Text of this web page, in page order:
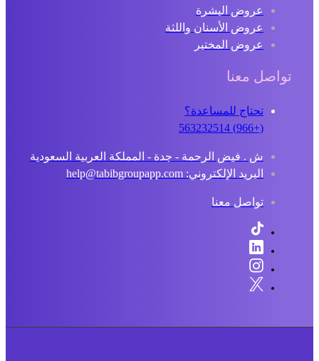
عروض البشرة
عروض الأسنان واللثة
عروض المختبر
تواصل معنا
تحتاج للمساعدة؟
ش . فيض الرحمة - جدة - المملكة العربية السعودية
البريد الإلكتروني: help@tabibgroupapp.com
تواصل معنا